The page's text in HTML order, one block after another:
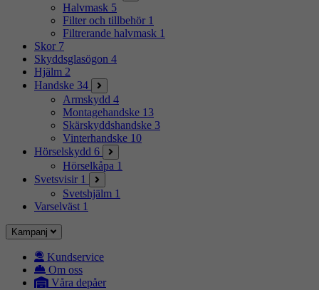
Halvmask 5
Filter och tillbehör 1
Filtrerande halvmask 1
Skor 7
Skyddsglasögon 4
Hjälm 2
Handske 34
Armskydd 4
Montagehandske 13
Skärskyddshandske 3
Vinterhandske 10
Hörselskydd 6
Hörselkåpa 1
Svetsvisir 1
Svetshjälm 1
Varselväst 1
Kampanj
Kundservice
Om oss
Våra depåer